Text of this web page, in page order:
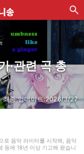
·관련 곡 총
최종 업데이트:2026/3/27
로 음악 라이터를 시작해, 음악
등에 18년 이상 기고해 왔습니